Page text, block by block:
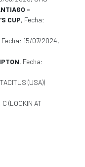
-
CUP, Fecha:
Fecha: 15/07/2024,
, Fecha:
(USA))
C (LOOKIN AT